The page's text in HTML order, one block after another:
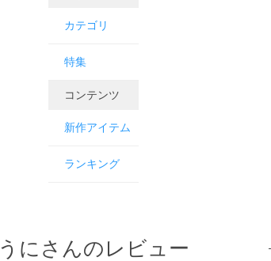
カテゴリ
特集
コンテンツ
新作アイテム
ランキング
うにさんのレビュー